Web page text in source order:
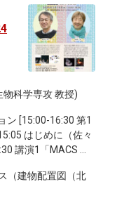
and reception with
Lunch 13:30 -
16:00 - 17:00
18:20 - 21.00
Lunch 13:30 -
16:00 - 17:00
10:30 - 12:00
Lecture 8 15:00 -
9 & Closing
物科学専攻 教授)
第1
はじめに（佐々
講演1「MACS は
ウムから始まった
時期にあたり，そ
たい．特に，10年
（建物配置図（北